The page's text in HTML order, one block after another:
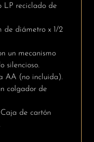
LP reciclado de
de diámetro x 1/2
un mecanismo
silencioso.
AA (no incluida).
colgador de
de cartón